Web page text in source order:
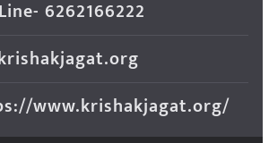
6262166222
www.krishakjagat.org/